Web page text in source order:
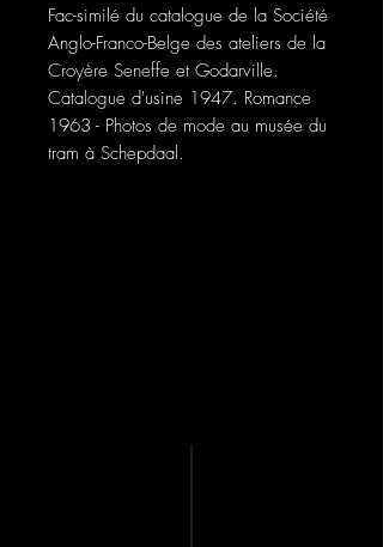
Fac-similé du catalogue de la Société
Anglo-Franco-Belge des ateliers de la
Croyère Seneffe et Godarville.
Catalogue d'usine 1947. Romance
1963 - Photos de mode au musée du
tram à Schepdaal.